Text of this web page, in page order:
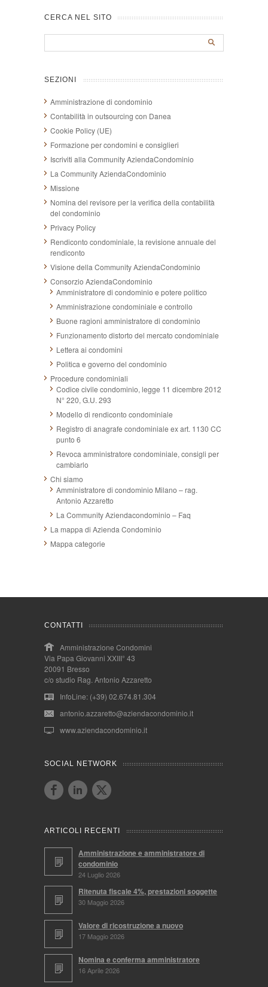
CERCA NEL SITO
SEZIONI
Amministrazione di condominio
Contabilità in outsourcing con Danea
Cookie Policy (UE)
Formazione per condomini e consiglieri
Iscriviti alla Community AziendaCondominio
La Community AziendaCondominio
Missione
Nomina del revisore per la verifica della contabilità
del condominio
Privacy Policy
Rendiconto condominiale, la revisione annuale del
rendiconto
Visione della Community AziendaCondominio
Consorzio AziendaCondominio
Amministratore di condominio e potere politico
Amministrazione condominiale e controllo
Buone ragioni amministratore di condominio
Funzionamento distorto del mercato condominiale
Lettera ai condomini
Politica e governo del condominio
Procedure condominiali
Codice civile condominio, legge 11 dicembre 2012
N° 220, G.U. 293
Modello di rendiconto condominiale
Registro di anagrafe condominiale ex art. 1130 CC
punto 6
Revoca amministratore condominiale, consigli per
cambiarlo
Chi siamo
Amministratore di condominio Milano – rag.
Antonio Azzaretto
La Community Aziendacondominio – Faq
La mappa di Azienda Condominio
Mappa categorie
CONTATTI
Amministrazione Condomini
Via Papa Giovanni XXIII° 43
20091 Bresso
c/o studio Rag. Antonio Azzaretto
InfoLine: (+39) 02.674.81.304
antonio.azzaretto@aziendacondominio.it
www.aziendacondominio.it
SOCIAL NETWORK
ARTICOLI RECENTI
Amministrazione e amministratore di
condominio
24 Luglio 2026
Ritenuta fiscale 4%, prestazioni soggette
30 Maggio 2026
Valore di ricostruzione a nuovo
17 Maggio 2026
Nomina e conferma amministratore
16 Aprile 2026